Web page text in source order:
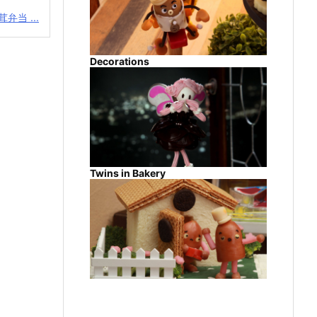
弁当 ...
Decorations
Twins in Bakery